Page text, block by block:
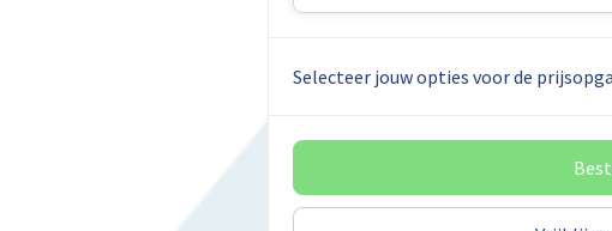
Selecteer jouw opties voor de